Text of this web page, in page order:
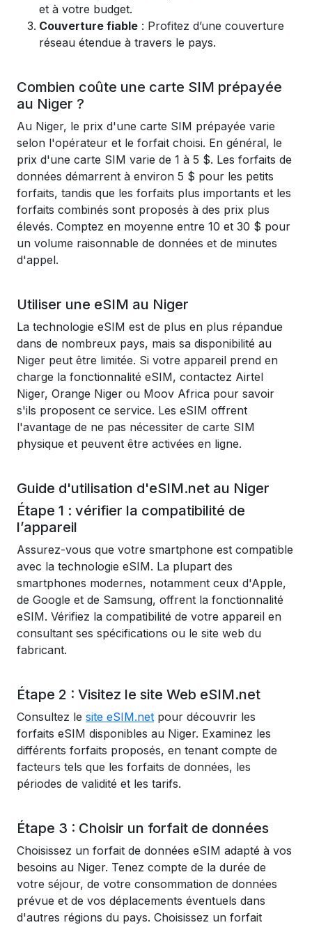
et à votre budget.
Couverture fiable : Profitez d’une couverture
réseau étendue à travers le pays.
Combien coûte une carte SIM prépayée
au Niger ?
Au Niger, le prix d'une carte SIM prépayée varie
selon l'opérateur et le forfait choisi. En général, le
prix d'une carte SIM varie de 1 à 5 $. Les forfaits de
données démarrent à environ 5 $ pour les petits
forfaits, tandis que les forfaits plus importants et les
forfaits combinés sont proposés à des prix plus
élevés. Comptez en moyenne entre 10 et 30 $ pour
un volume raisonnable de données et de minutes
d'appel.
Utiliser une eSIM au Niger
La technologie eSIM est de plus en plus répandue
dans de nombreux pays, mais sa disponibilité au
Niger peut être limitée. Si votre appareil prend en
charge la fonctionnalité eSIM, contactez Airtel
Niger, Orange Niger ou Moov Africa pour savoir
s'ils proposent ce service. Les eSIM offrent
l'avantage de ne pas nécessiter de carte SIM
physique et peuvent être activées en ligne.
Guide d'utilisation d'eSIM.net au Niger
Étape 1 : vérifier la compatibilité de
l’appareil
Assurez-vous que votre smartphone est compatible
avec la technologie eSIM. La plupart des
smartphones modernes, notamment ceux d'Apple,
de Google et de Samsung, offrent la fonctionnalité
eSIM. Vérifiez la compatibilité de votre appareil en
consultant ses spécifications ou le site web du
fabricant.
Étape 2 : Visitez le site Web eSIM.net
Consultez le site eSIM.net pour découvrir les
forfaits eSIM disponibles au Niger. Examinez les
différents forfaits proposés, en tenant compte de
facteurs tels que les forfaits de données, les
périodes de validité et les tarifs.
Étape 3 : Choisir un forfait de données
Choisissez un forfait de données eSIM adapté à vos
besoins au Niger. Tenez compte de la durée de
votre séjour, de votre consommation de données
prévue et de vos déplacements éventuels dans
d'autres régions du pays. Choisissez un forfait